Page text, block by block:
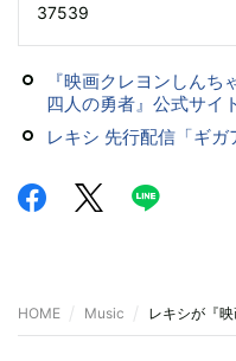
37539
『映画クレヨンしん
四人の勇者』公式サイ
レキシ 先行配信「ギガ
HOME Music レキシが『